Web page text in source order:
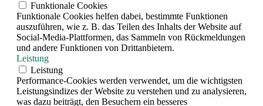
Funktionale Cookies
Funktionale Cookies helfen dabei, bestimmte Funktionen
auszuführen, wie z. B. das Teilen des Inhalts der Website auf
Social-Media-Plattformen, das Sammeln von Rückmeldungen
und andere Funktionen von Drittanbietern.
Leistung
Leistung
Performance-Cookies werden verwendet, um die wichtigsten
Leistungsindizes der Website zu verstehen und zu analysieren,
was dazu beiträgt, den Besuchern ein besseres